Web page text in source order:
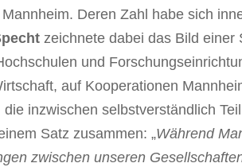
Deren Zahl habe sich
zeichnete dabei das Bild einer
und
auf Kooperationen
inzwischen selbstverständlich
Satz zusammen: „Während
zwischen unseren